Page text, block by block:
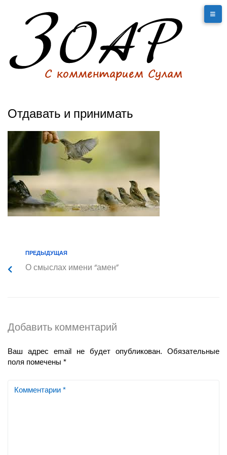
Отдавать и принимать
ПРЕДЫДУЩАЯ
О смыслах имени “амен”
Добавить комментарий
Ваш адрес email не будет опубликован.
Обязательные
поля помечены *